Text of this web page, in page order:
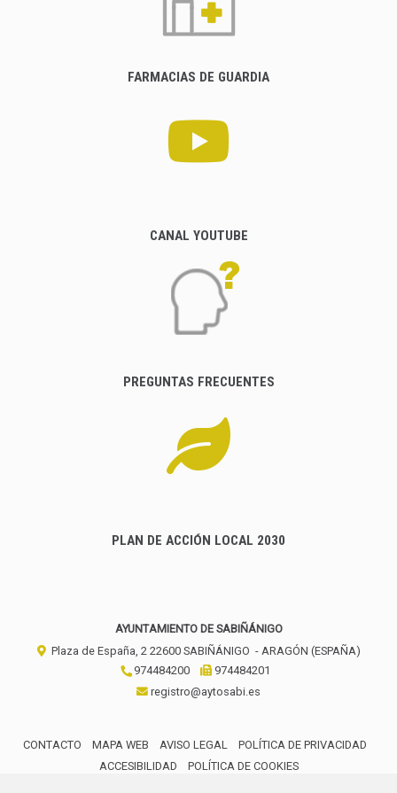
FARMACIAS DE GUARDIA
CANAL YOUTUBE
PREGUNTAS FRECUENTES
PLAN DE ACCIÓN LOCAL 2030
AYUNTAMIENTO DE SABIÑÁNIGO
Plaza de España, 2 22600 SABIÑÁNIGO - ARAGÓN (ESPAÑA)
974484200
974484201
registro@aytosabi.es
CONTACTO MAPA WEB AVISO LEGAL
POLÍTICA DE PRIVACIDAD
ACCESIBILIDAD
POLÍTICA DE COOKIES